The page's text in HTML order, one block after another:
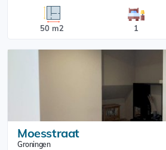
50 m2 1
Moesstraat
Groningen